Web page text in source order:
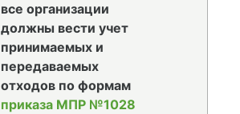
все организации
должны вести учет
принимаемых и
передаваемых
отходов по формам
приказа МПР №1028